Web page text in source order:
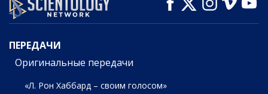
ПЕРЕДАЧИ
ПЕРЕДАЧИ
Оригинальные передачи
«Л. Рон Хаббард – своим голосом»